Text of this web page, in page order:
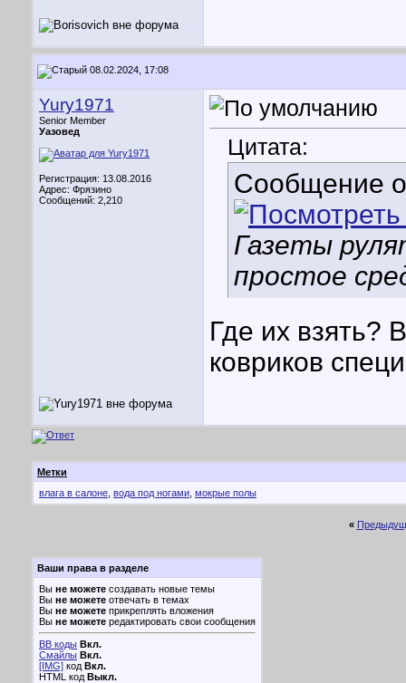
08.02.2024, 17:08
Yury1971
Senior Member
Уазовед
Регистрация: 13.08.2016
Адрес: Фрязино
Сообщений: 2,210
Цитата:
Сообщение
Газеты
простое
Где их взять?
ковриков
Метки
влага в салоне вода под ногами мокрые полы
«
Ваши права в разделе
Вы не можете создавать новые темы
Вы не можете отвечать в темах
Вы не можете прикреплять вложения
Вы не можете редактировать свои сообщения
BB коды Вкл.
Смайлы Вкл.
[IMG] код Вкл.
HTML код Выкл.